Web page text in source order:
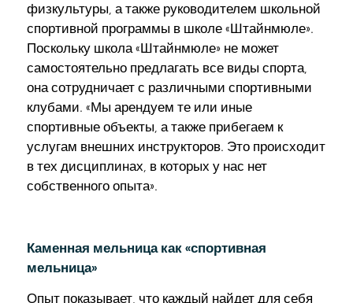
физкультуры, а также руководителем школьной
спортивной программы в школе «Штайнмюле».
Поскольку школа «Штайнмюле» не может
самостоятельно предлагать все виды спорта,
она сотрудничает с различными спортивными
клубами. «Мы арендуем те или иные
спортивные объекты, а также прибегаем к
услугам внешних инструкторов. Это происходит
в тех дисциплинах, в которых у нас нет
собственного опыта».
Каменная мельница как «спортивная
мельница»
Опыт показывает, что каждый найдет для себя